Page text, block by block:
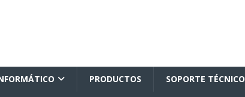
PRODUCTOS SOPORTE TÉCNICO